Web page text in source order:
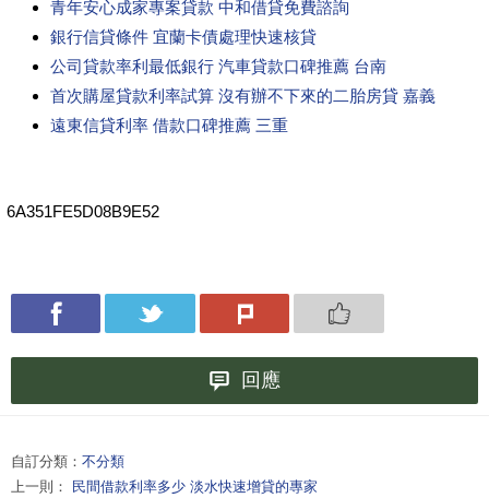
青年安心成家專案貸款 中和借貸免費諮詢
銀行信貸條件 宜蘭卡債處理快速核貸
公司貸款率利最低銀行 汽車貸款口碑推薦 台南
首次購屋貸款利率試算 沒有辦不下來的二胎房貸 嘉義
遠東信貸利率 借款口碑推薦 三重
6A351FE5D08B9E52
回應
自訂分類： 不分類
上一則：
民間借款利率多少 淡水快速增貸的專家